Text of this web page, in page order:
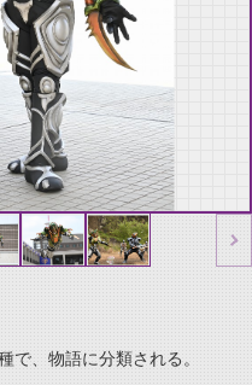
で、物語に分類される。